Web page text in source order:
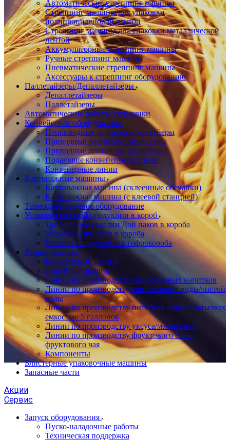
Автоматические стреппинг машины
Стреппинг машины для упаковки
полипропиленовой лентой
Стреппинг машины для упаковки металлической
лентой
Аккумуляторные стреппинг машины
Ручные стреппинг машины
Пневматические стреппинг машины
Аксессуары к стреппинг оборудованию
Паллетайзеры/Депаллетайзеры
Депаллетайзеры
Паллетайзеры
Автоматические роботы укладчики
Конвейерное оборудование
Неприводные роликовые конвейеры
Приводные роликовые конвейеры
Приводные ленточные конвейеры
Подающие конвейеры-делители
Конвейерные линии
Картонажные машины
Картонажная машина (склеенные обечайки)
Картонажная машина (с клеевой станцией)
Термоформовочное оборудование
Упаковка готовой продукции в короб
Триблок для укладки Дой паков в короба
Упаковка Дой пака в короба
Упаковка продукции в гофрокороба
Линии розлива
Карусельный розлив
Линейный розлив
Линии по производству газированных напитков
Линии по производству минеральной воды/чистой
воды
Линии по производству питьевой воды в бутылках
емкостью 5 галлонов
Линии по производству уксуса/масла/вина
Линии по производству фруктового сока/
фруктового чая
Компоненты
Блистерные упаковочные машины
Запасные части
Акции
Сервис
Запуск оборудования
Пуско-наладочные работы
Техническая поддержка